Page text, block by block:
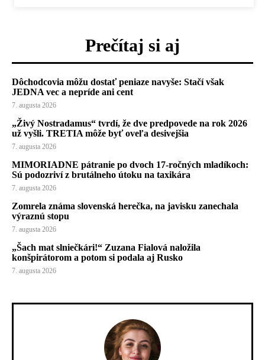
Prečítaj si aj
Dôchodcovia môžu dostať peniaze navyše: Stačí však
JEDNA vec a nepríde ani cent
7. augusta 2026
„Živý Nostradamus“ tvrdí, že dve predpovede na rok 2026
už vyšli. TRETIA môže byť oveľa desivejšia
7. augusta 2026
MIMORIADNE pátranie po dvoch 17-ročných mladíkoch:
Sú podozriví z brutálneho útoku na taxikára
7. augusta 2026
Zomrela známa slovenská herečka, na javisku zanechala
výraznú stopu
7. augusta 2026
„Šach mat slniečkári!“ Zuzana Fialová naložila
konšpirátorom a potom si podala aj Rusko
7. augusta 2026